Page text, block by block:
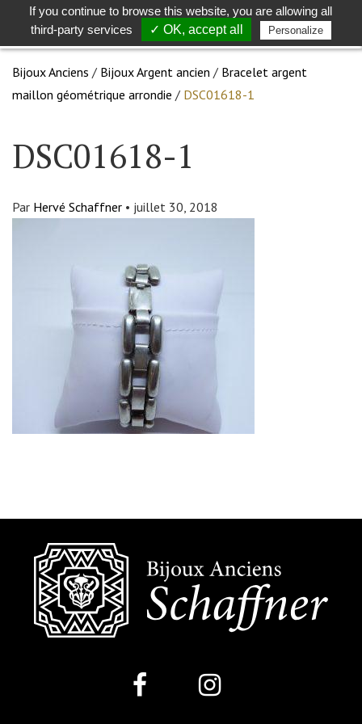
Toggle
search
Bijoux Anciens / Bijoux Argent ancien / Bracelet argent
maillon géométrique arrondie / DSC01618-1
DSC01618-1
Par Hervé Schaffner • juillet 30, 2018
If you continue to browse this website, you are allowing all
third-party services
✓ OK, accept all Personalize